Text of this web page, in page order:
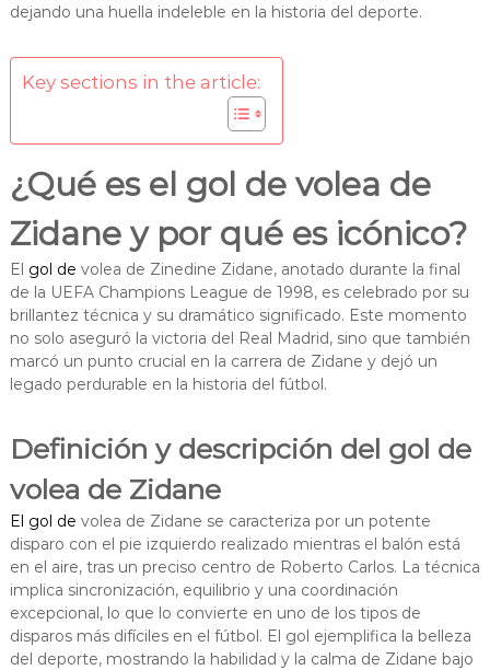
dejando una huella indeleble en la historia del deporte.
Key sections in the article:
¿Qué es el gol de volea de
Zidane y por qué es icónico?
El gol de volea de Zinedine Zidane, anotado durante la final
de la UEFA Champions League de 1998, es celebrado por su
brillantez técnica y su dramático significado. Este momento
no solo aseguró la victoria del Real Madrid, sino que también
marcó un punto crucial en la carrera de Zidane y dejó un
legado perdurable en la historia del fútbol.
Definición y descripción del gol de
volea de Zidane
El gol de volea de Zidane se caracteriza por un potente
disparo con el pie izquierdo realizado mientras el balón está
en el aire, tras un preciso centro de Roberto Carlos. La técnica
implica sincronización, equilibrio y una coordinación
excepcional, lo que lo convierte en uno de los tipos de
disparos más difíciles en el fútbol. El gol ejemplifica la belleza
del deporte, mostrando la habilidad y la calma de Zidane bajo